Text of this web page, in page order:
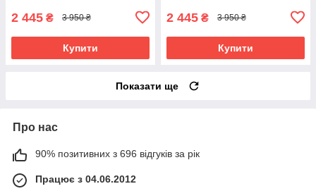
2 445 ₴ 3 950 ₴
Купити
2 445 ₴ 3 950 ₴
Купити
Показати ще
Про нас
90% позитивних з 696 відгуків за рік
Працює з 04.06.2012